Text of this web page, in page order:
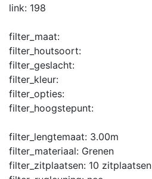
link: 198
filter_maat:
filter_houtsoort:
filter_geslacht:
filter_kleur:
filter_opties:
filter_hoogstepunt:
filter_lengtemaat: 3.00m
filter_materiaal: Grenen
filter_zitplaatsen: 10 zitplaatsen